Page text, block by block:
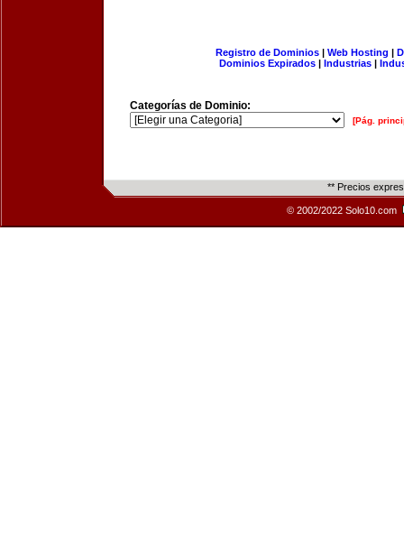
Registro de Dominios| Web Hosting |
Dominios Expirados | Industrias |
Categorías de Dominio:
[Pág.
** Precios
© 2002/2022 Solo10.com